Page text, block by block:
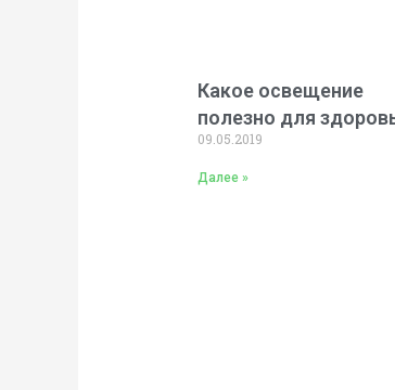
Какое освещение
полезно для
09.05.2019
Далее »